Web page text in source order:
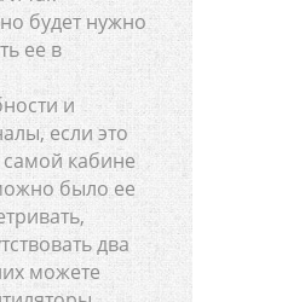
будет нужно
ее в
и
если это
самой кабине
было ее
два
можете